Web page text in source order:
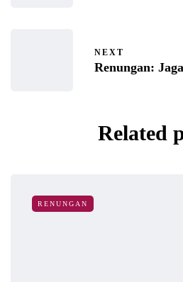
NEXT
Renungan:
Related
RENUNGAN